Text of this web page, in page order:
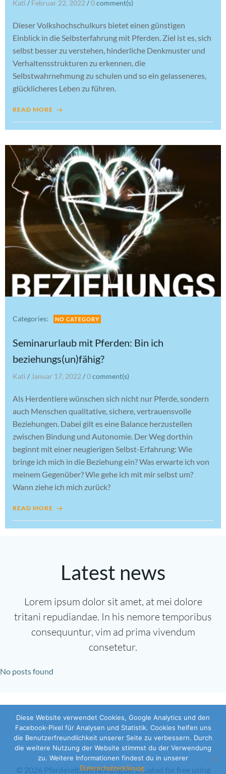
Kati / Februar 22, 2022 /0comment(s)
Dieser Volkshochschulkurs bietet einen günstigen
Einblick in die Selbsterfahrung mit Pferden. Ziel ist es, sich
selbst besser zu verstehen, hinderliche Denkmuster und
Verhaltensstrukturen zu erkennen, die
Selbstwahrnehmung zu schulen und so ein gelasseneres,
glücklicheres Leben zu führen.
READ MORE
Categories: NO CATEGORY
Seminarurlaub mit Pferden: Bin ich
beziehungs(un)fähig?
Kati / Januar 17, 2022 /0comment(s)
Als Herdentiere wünschen sich nicht nur Pferde, sondern
auch Menschen qualitative, sichere, vertrauensvolle
Beziehungen. Dabei gilt es eine Balance herzustellen
zwischen Bindung und Autonomie. Der Weg dorthin
beginnt mit einer neugierigen Selbst-Erfahrung: Wie
bringe ich mich in die Beziehung ein? Was erwarte ich von
meinem Gegenüber? Wie gehe ich mit mir selbst um?
Wann ziehe ich mich zurück?
READ MORE
Latest news
Lorem ipsum dolor sit amet, at mei dolore
tritani repudiandae. In his nemore temporibus
consequuntur, vim ad prima vivendum
consetetur.
No posts found
© 2026 Pferdeselbsterfahrung.de. Created for free using
Diese Website verwendet Cookies, Google Analytics und den
Facebook-Pixel für Analysen und Statistik. Cookies helfen uns
die Benutzerfreundlichkeit unserer Seite zu verbessern. Durch
die weitere Nutzung der Website stimmst du der Verwendung
zu. Weitere Informationen findest du in unserer
Datenschutzerklärung.